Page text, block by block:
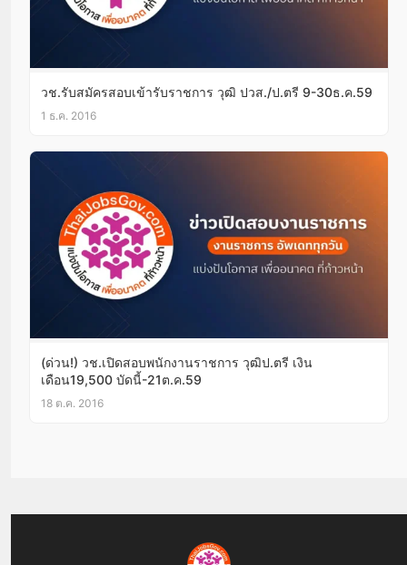
วช.รับสมัครสอบเข้ารับราชการ วุฒิ ปวส./ป.ตรี 9-30ธ.ค.59
1 ธ.ค. 2016
(ด่วน!) วช.เปิดสอบพนักงานราชการ วุฒิป.ตรี เงิน
เดือน19,500 บัดนี้-21ต.ค.59
18 ต.ค. 2016